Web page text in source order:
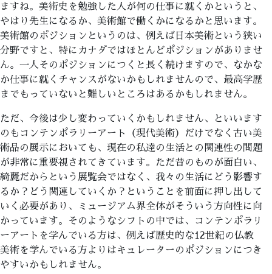
ますね。美術史を勉強した人が何の仕事に就くかというと、
やはり先生になるか、美術館で働くかになるかと思います。
美術館のポジションというのは、例えば日本美術という狭い
分野ですと、特にカナダではほとんどポジションがありませ
ん。一人そのポジションにつくと長く続けますので、なかな
か仕事に就くチャンスがないかもしれませんので、最高学歴
までもっていないと難しいところはあるかもしれません。
ただ、今後は少し変わっていくかもしれません、といいます
のもコンテンポラリーアート（現代美術）だけでなく古い美
術品の展示においても、現在の私達の生活との関連性の問題
が非常に重要視されてきています。ただ昔のものが面白い、
綺麗だからという展覧会ではなく、我々の生活にどう影響す
るか？どう関連していくか？ということを前面に押し出して
いく必要があり、ミュージアム界全体がそういう方向性に向
かっています。そのようなシフトの中では、コンテンポラリ
ーアートを学んでいる方は、例えば歴史的な12世紀の仏教
美術を学んでいる方よりはキュレーターのポジションにつき
やすいかもしれません。